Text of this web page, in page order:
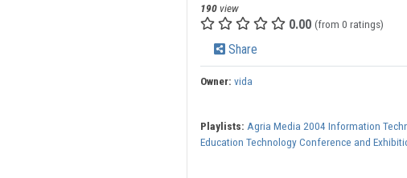
190view
0.00 (from 0 ratings)
Share
Owner: vida
Playlists: Agria Media 2004 Information
Education Technology Conference and